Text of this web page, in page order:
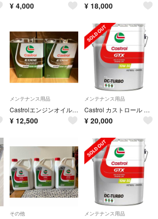
¥ 4,000 ¥ 18,000
メンテナンス用品
Castrolエンジンオイル 10W-50 EDGE 4L 4輪ガソリン車専用
¥ 12,500
メンテナンス用品
Castrol カストロール GTX DC-TURBO 10Ｗ-30 20L
¥ 20,000
その他 メンテナンス用品